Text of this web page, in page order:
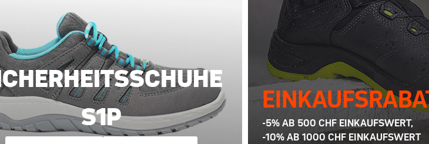
S1P
-5% AB 500 CHF EINKAUFSWERT,
-10% AB 1000 CHF EINKAUFSWERT